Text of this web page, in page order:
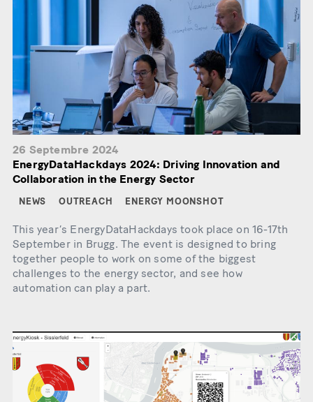
26 Septembre 2024
EnergyDataHackdays 2024: Driving Innovation and
Collaboration in the Energy Sector
NEWS OUTREACH ENERGY MOONSHOT
This year’s EnergyDataHackdays took place on 16-17th
September in Brugg. The event is designed to bring
together people to work on some of the biggest
challenges to the energy sector, and see how
automation can play a part.